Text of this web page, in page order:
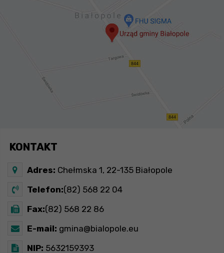
KONTAKT
Adres: Chełmska 1, 22-135 Białopole
Telefon:(82) 568 22 04
Fax:(82) 568 22 86
E-mail: gmina@bialopole.eu
NIP: 5632159393